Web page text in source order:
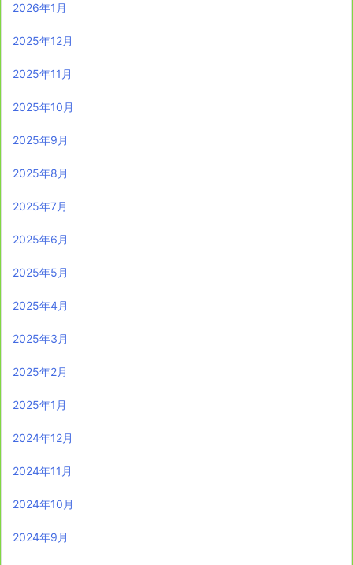
2026年1月
2025年12月
2025年11月
2025年10月
2025年9月
2025年8月
2025年7月
2025年6月
2025年5月
2025年4月
2025年3月
2025年2月
2025年1月
2024年12月
2024年11月
2024年10月
2024年9月